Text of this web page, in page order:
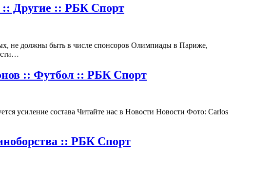
:: Другие :: РБК Спорт
не должны быть в числе спонсоров Олимпиады в Париже,
:: Футбол :: РБК Спорт
усиление состава Читайте нас в Новости Новости Фото: Carlos
:: РБК Спорт